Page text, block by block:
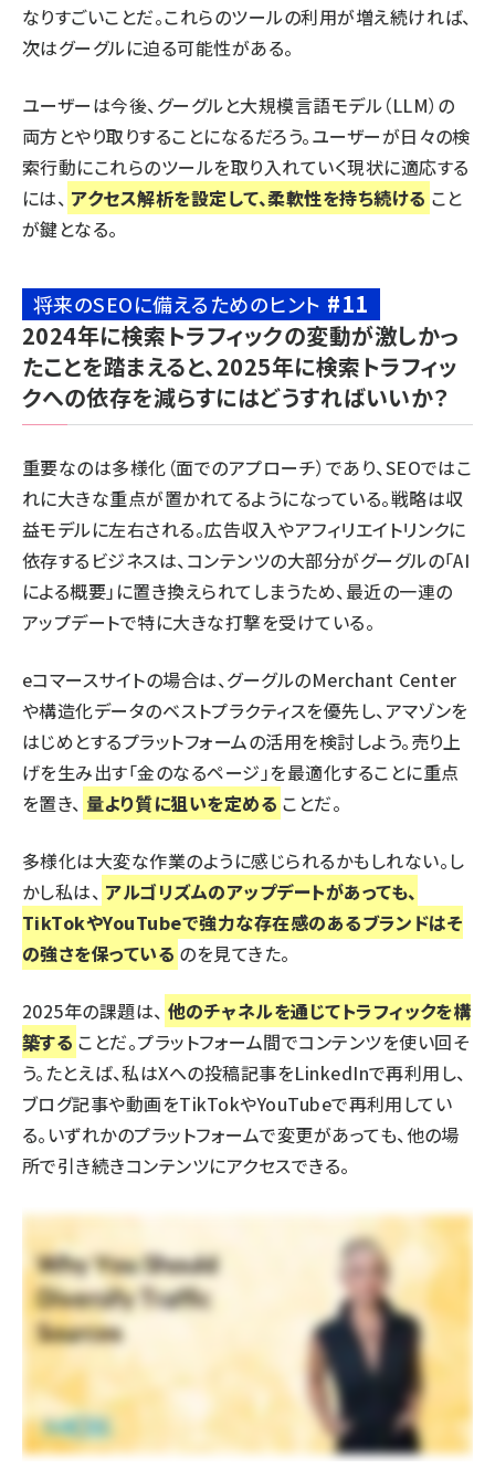
なりすごいことだ。これらのツールの利用が増え続ければ、
次はグーグルに迫る可能性がある。
ユーザーは今後、グーグルと大規模言語モデル（LLM）の
両方とやり取りすることになるだろう。ユーザーが日々の検
索行動にこれらのツールを取り入れていく現状に適応する
には、 アクセス解析を設定して、柔軟性を持ち続ける こと
が鍵となる。
将来のSEOに備えるためのヒント #11
2024年に検索トラフィックの変動が激しかっ
たことを踏まえると、2025年に検索トラフィッ
クへの依存を減らすにはどうすればいいか？
重要なのは多様化（面でのアプローチ）であり、SEOではこ
れに大きな重点が置かれてるようになっている。戦略は収
益モデルに左右される。広告収入やアフィリエイトリンクに
依存するビジネスは、コンテンツの大部分がグーグルの「AI
による概要」に置き換えられてしまうため、最近の一連の
アップデートで特に大きな打撃を受けている。
eコマースサイトの場合は、グーグルのMerchant Center
や構造化データのベストプラクティスを優先し、アマゾンを
はじめとするプラットフォームの活用を検討しよう。売り上
げを生み出す「金のなるページ」を最適化することに重点
を置き、 量より質に狙いを定める ことだ。
多様化は大変な作業のように感じられるかもしれない。し
かし私は、 アルゴリズムのアップデートがあっても、
TikTokやYouTubeで強力な存在感のあるブランドはそ
の強さを保っている のを見てきた。
2025年の課題は、 他のチャネルを通じてトラフィックを構
築する ことだ。プラットフォーム間でコンテンツを使い回そ
う。たとえば、私はXへの投稿記事をLinkedInで再利用し、
ブログ記事や動画をTikTokやYouTubeで再利用してい
る。いずれかのプラットフォームで変更があっても、他の場
所で引き続きコンテンツにアクセスできる。